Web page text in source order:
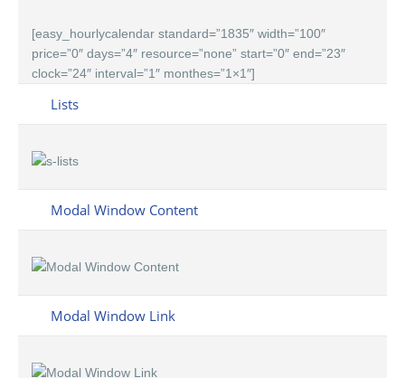
[easy_hourlycalendar standard=”1835″ width=”100″
price=”0″ days=”4″ resource=”none” start=”0″ end=”23″
clock=”24″ interval=”1″ monthes=”1×1″]
Lists
Modal Window Content
Modal Window Link